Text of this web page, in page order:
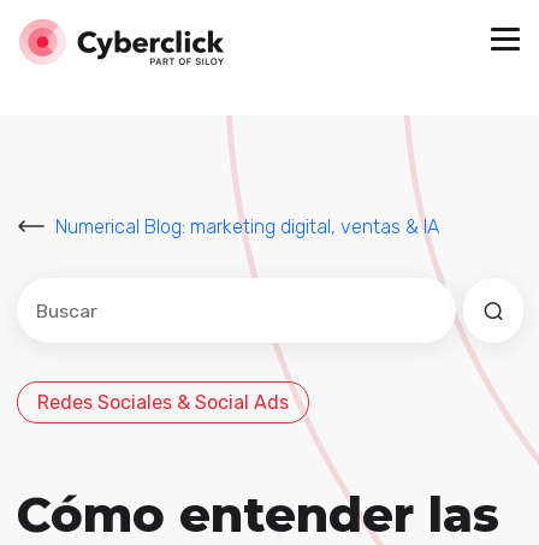
Numerical Blog: marketing digital, ventas & IA
Este es un campo de búsqueda con una función de
No hay sugerencias porque el campo de
Redes Sociales & Social Ads
Cómo entender las